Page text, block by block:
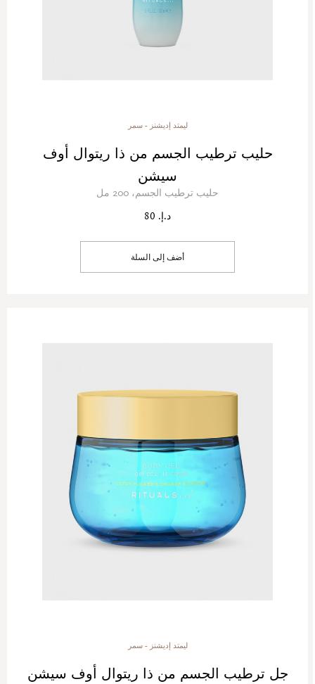
ليمتد إديشنز - سمر
حليب ترطيب الجسم من ذا ريتوال أوف
سيشن
حليب ترطيب الجسم، 200 مل
د.إ. 80
أضف إلى السلة
ليمتد إديشنز - سمر
جل ترطيب الجسم من ذا ريتوال أوف سيشن